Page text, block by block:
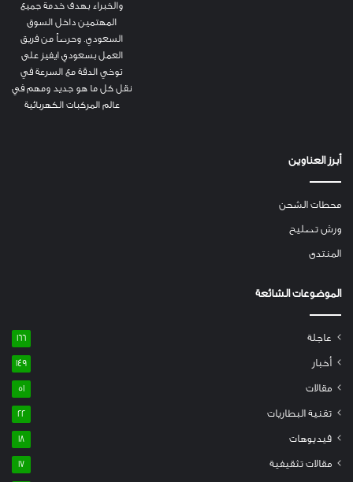
والخبراء بهدف خدمة جميع
المهتمين داخل السوق
السعودي. وحرصاً من فريق
العمل بسعودي ايفيز على
توخي الدقة مع السرعة في
نقل كل ما هو جديد ومهم في
عالم المركبات الكهربائية
أبرز العناوين
محطات الشحن
ورش تصليح
المنتدى
الموضوعات الشائعة
عاجلة 166
أخبار 149
مقالات 51
تقنية البطاريات 22
فيديوهات 18
مقالات تثقيفية 17